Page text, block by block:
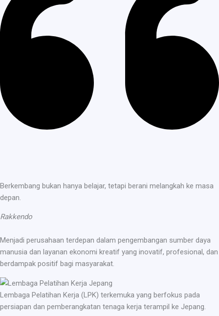
Berkembang bukan hanya belajar, tetapi berani melangkah ke masa
depan.
Rakkendo
Menjadi perusahaan terdepan dalam pengembangan sumber daya
manusia dan layanan ekonomi kreatif yang inovatif, profesional, dan
berdampak positif bagi masyarakat.
Lembaga Pelatihan Kerja (LPK) terkemuka yang berfokus pada
persiapan dan pemberangkatan tenaga kerja terampil ke Jepang.